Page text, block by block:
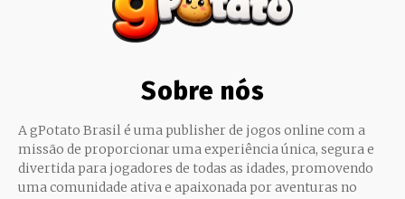
Sobre nós
A gPotato Brasil é uma publisher de jogos online com a
missão de proporcionar uma experiência única, segura e
divertida para jogadores de todas as idades, promovendo
uma comunidade ativa e apaixonada por aventuras no